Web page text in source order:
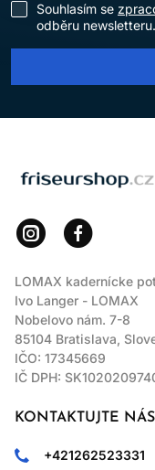
Souhlasím se
odběru
LOMAX kadernícke
Ivo Langer - LOMAX
Nobelovo nám. 7-8
85104 Bratislava,
IČO: 17345669
IČ DPH:
KONTAKTUJTE NÁS
+421262523331